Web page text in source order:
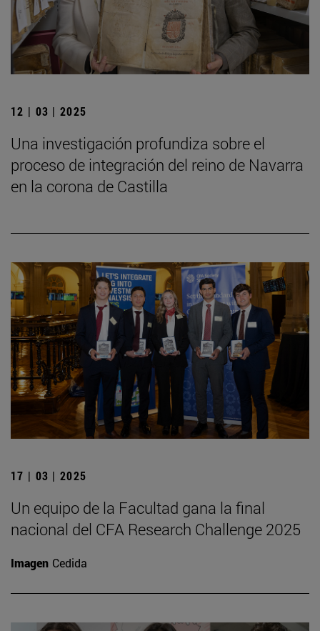
12 | 03 | 2025
Una investigación profundiza sobre el
proceso de integración del reino de Navarra
en la corona de Castilla
17 | 03 | 2025
Un equipo de la Facultad gana la final
nacional del CFA Research Challenge 2025
Imagen Cedida